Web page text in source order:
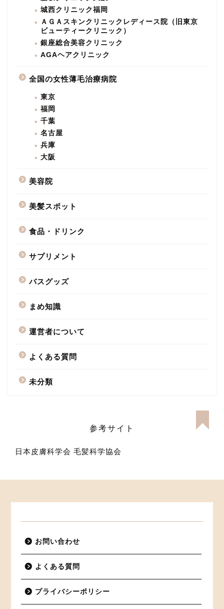
城西クリニック福岡
ＡＧＡスキンクリニックレディース院（旧東京
ビューティークリニック）
銀座総合美容クリニック
AGAヘアクリニック
全国の女性薄毛治療病院
東京
福岡
千葉
名古屋
兵庫
大阪
美容院
美髪スポット
食品・ドリンク
サプリメント
バスグッズ
まめ知識
運営者について
よくある質問
未分類
参考サイト
日本皮膚科学会 毛髪科学協会
お問い合わせ
よくある質問
プライバシーポリシー